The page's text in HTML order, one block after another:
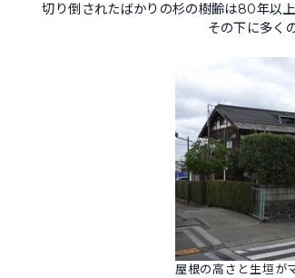
切り倒されたばかりの杉の樹齢は80年以
その下に多く
屋根の高さと生垣が